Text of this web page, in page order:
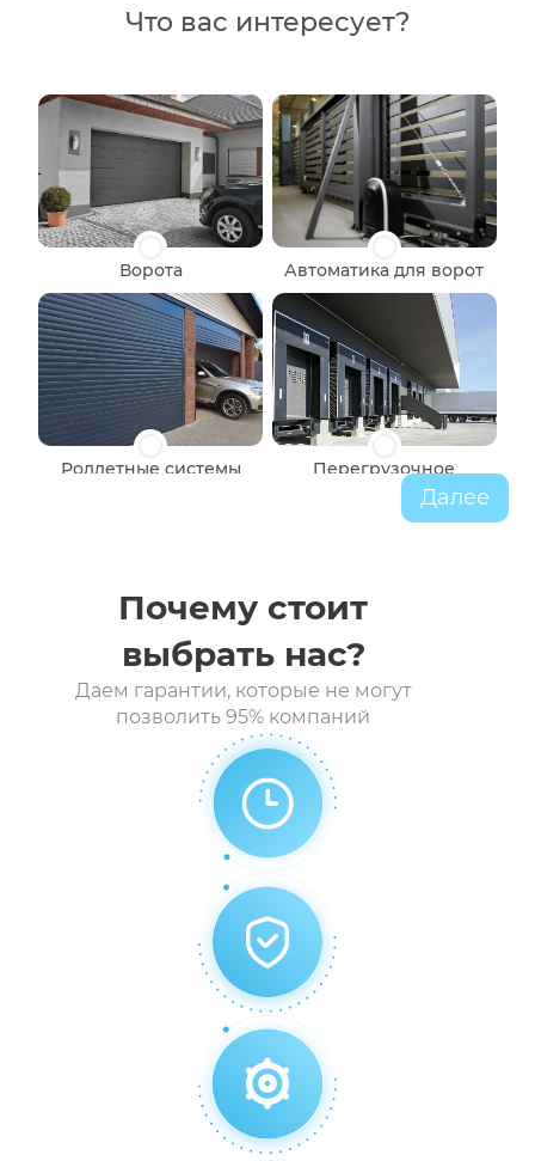
Что вас интересует?
Ворота Автоматика для ворот
Роллетные системы
Перегрузочное
оборудование
Шлагбаумы
Далее
Почему стоит
выбрать нас?
Даем гарантии, которые не могут
позволить 95% компаний